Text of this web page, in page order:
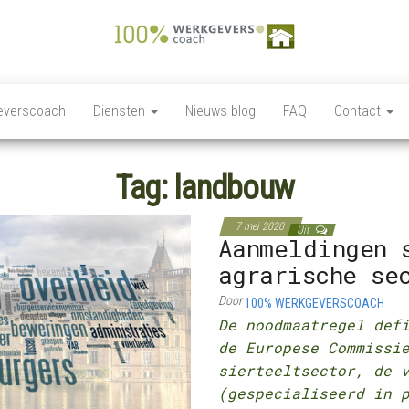
Werkgeverscoach,
Payroll –
Verzekeringen –
Regelgeving –
Coaching
Ziekteverzuim wet en
regelgeving,
Personeelsverzekeringen,
loonkostensubsidies,
Payrolling, Juridische
zaken, Opleiding,
ontwikkeling en
coaching, HR Scan,
Diensten Nieuws blog FAQ Contact
Tag: landbouw
7 mei 2020 Uit
Aanmeldingen
agrarische
Door100% WERKGEVERSCOACH
De noodmaatregel
de Europese
sierteeltsector, de
(gespecialiseerd in